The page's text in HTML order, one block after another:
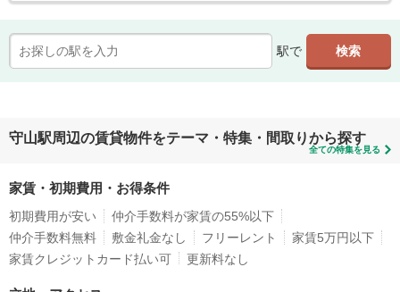
駅で
守山駅周辺の賃貸物件をテーマ・特集・間取りから探す
全ての特集を見る
家賃・初期費用・お得条件
初期費用が安い
仲介手数料が家賃の55%以下
仲介手数料無料
敷金礼金なし フリーレント
家賃5万円以下
家賃クレジットカード払い可
更新料なし